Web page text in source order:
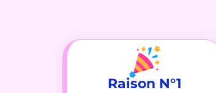
Raison N°1